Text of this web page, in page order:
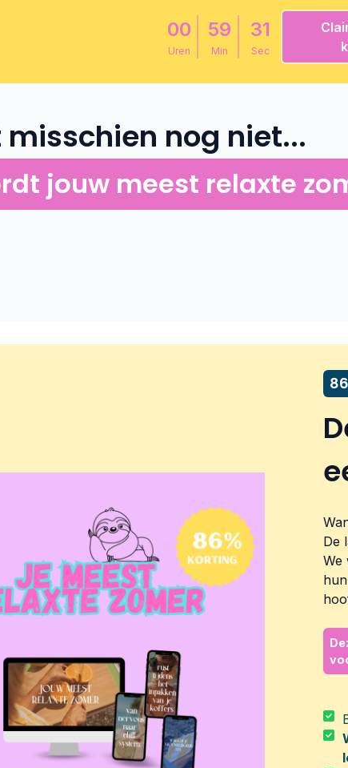
00
Uren
59
Min
30
Sec
nog niet...
jouw meest relaxte
De
We